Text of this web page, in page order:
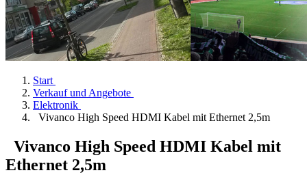
Start
Verkauf und Angebote
Elektronik
Vivanco High Speed HDMI Kabel mit Ethernet 2,5m
Vivanco High Speed HDMI Kabel mit
Ethernet 2,5m